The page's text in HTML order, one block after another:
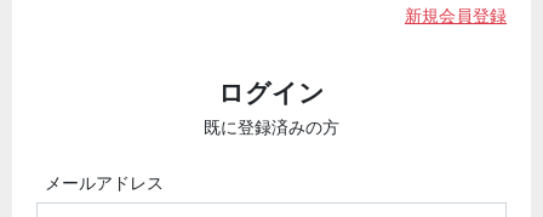
新規会員登録
ログイン
既に登録済みの方
メールアドレス